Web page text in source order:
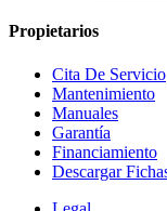
Propietarios
Cita De Servicio
Mantenimiento
Manuales
Garantía
Financiamiento
Descargar